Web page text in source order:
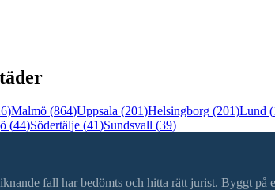
)Malmö (864)Uppsala (201)Helsingborg (201)Lund (
(44)Södertälje (41)Sundsvall (39)
fall har bedömts och hitta rätt jurist. Byggt på